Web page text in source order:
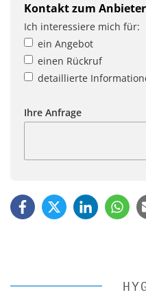
Kontakt zum Anbieter
Ich interessiere mich für:
ein Angebot
einen Rückruf
detaillierte
Ihre Anfrage